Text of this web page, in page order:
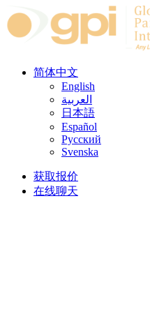
Skip to content
简体中文
English
العربية
日本語
Español
Русский
Svenska
获取报价
在线聊天